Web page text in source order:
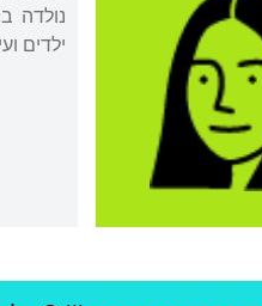
נולדה
ילדים